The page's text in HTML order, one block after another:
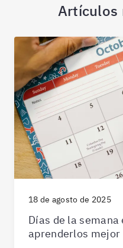
Artículos
18 de agosto de 2025
Días de la
aprenderlos mejor